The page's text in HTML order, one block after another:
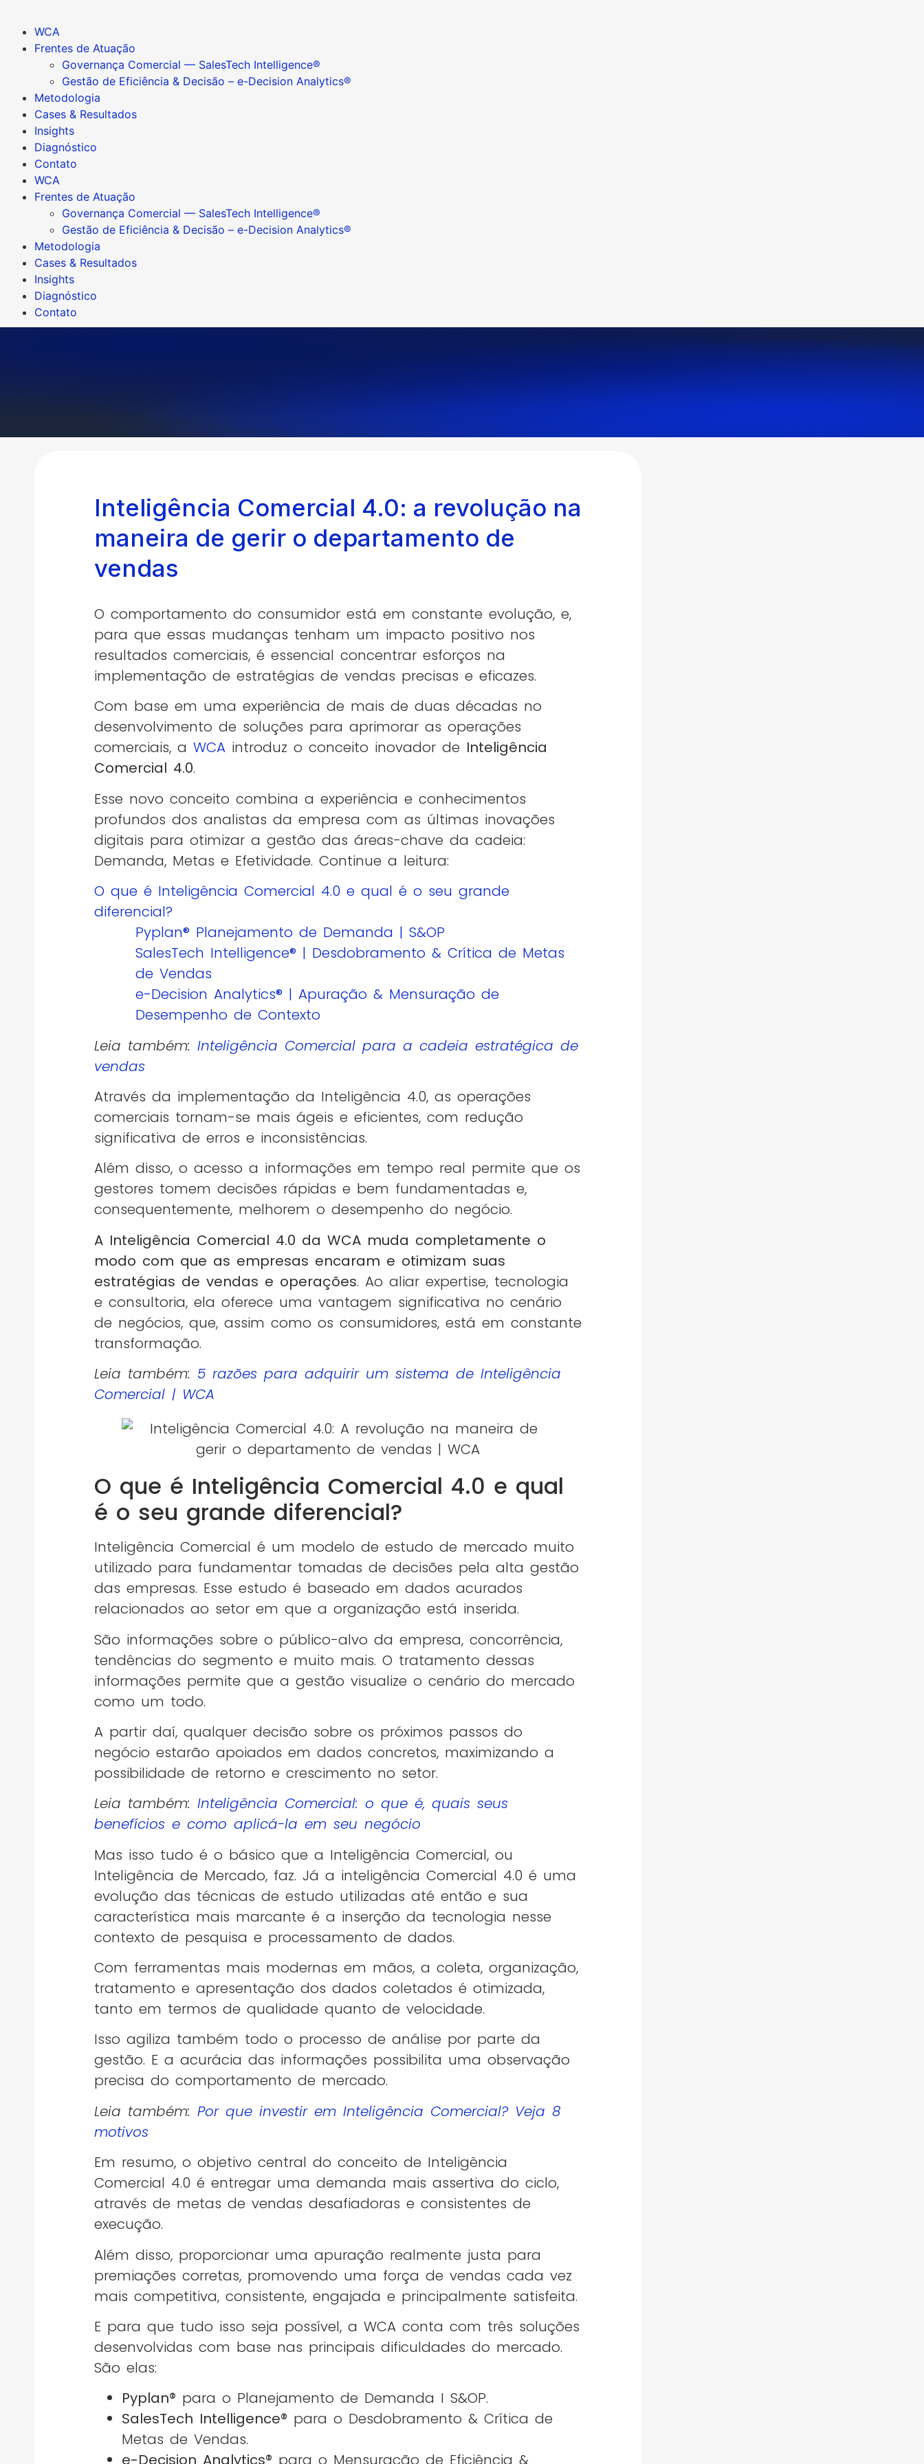
WCA
Frentes de Atuação
Governança Comercial — SalesTech Intelligence®
Gestão de Eficiência & Decisão – e-Decision Analytics®
Metodologia
Cases & Resultados
Insights
Diagnóstico
Contato
WCA
Frentes de Atuação
Governança Comercial — SalesTech Intelligence®
Gestão de Eficiência & Decisão – e-Decision Analytics®
Metodologia
Cases & Resultados
Insights
Diagnóstico
Contato
Inteligência Comercial 4.0: a revolução na
maneira de gerir o departamento de
vendas
O comportamento do consumidor está em constante evolução, e,
para que essas mudanças tenham um impacto positivo nos
resultados comerciais, é essencial concentrar esforços na
implementação de estratégias de vendas precisas e eficazes.
Com base em uma experiência de mais de duas décadas no
desenvolvimento de soluções para aprimorar as operações
comerciais, a WCA introduz o conceito inovador de Inteligência
Comercial 4.0.
Esse novo conceito combina a experiência e conhecimentos
profundos dos analistas da empresa com as últimas inovações
digitais para otimizar a gestão das áreas-chave da cadeia:
Demanda, Metas e Efetividade. Continue a leitura:
O que é Inteligência Comercial 4.0 e qual é o seu grande
diferencial?
Pyplan® Planejamento de Demanda | S&OP
SalesTech Intelligence® | Desdobramento & Crítica de Metas
de Vendas
e-Decision Analytics® | Apuração & Mensuração de
Desempenho de Contexto
Leia também: Inteligência Comercial para a cadeia estratégica de
vendas
Através da implementação da Inteligência 4.0, as operações
comerciais tornam-se mais ágeis e eficientes, com redução
significativa de erros e inconsistências.
Além disso, o acesso a informações em tempo real permite que os
gestores tomem decisões rápidas e bem fundamentadas e,
consequentemente, melhorem o desempenho do negócio.
A Inteligência Comercial 4.0 da WCA muda completamente o
modo com que as empresas encaram e otimizam suas
estratégias de vendas e operações. Ao aliar expertise, tecnologia
e consultoria, ela oferece uma vantagem significativa no cenário
de negócios, que, assim como os consumidores, está em constante
transformação.
Leia também: 5 razões para adquirir um sistema de Inteligência
Comercial | WCA
O que é Inteligência Comercial 4.0 e qual
é o seu grande diferencial?
Inteligência Comercial é um modelo de estudo de mercado muito
utilizado para fundamentar tomadas de decisões pela alta gestão
das empresas. Esse estudo é baseado em dados acurados
relacionados ao setor em que a organização está inserida.
São informações sobre o público-alvo da empresa, concorrência,
tendências do segmento e muito mais. O tratamento dessas
informações permite que a gestão visualize o cenário do mercado
como um todo.
A partir daí, qualquer decisão sobre os próximos passos do
negócio estarão apoiados em dados concretos, maximizando a
possibilidade de retorno e crescimento no setor.
Leia também: Inteligência Comercial: o que é, quais seus
benefícios e como aplicá-la em seu negócio
Mas isso tudo é o básico que a Inteligência Comercial, ou
Inteligência de Mercado, faz. Já a inteligência Comercial 4.0 é uma
evolução das técnicas de estudo utilizadas até então e sua
característica mais marcante é a inserção da tecnologia nesse
contexto de pesquisa e processamento de dados.
Com ferramentas mais modernas em mãos, a coleta, organização,
tratamento e apresentação dos dados coletados é otimizada,
tanto em termos de qualidade quanto de velocidade.
Isso agiliza também todo o processo de análise por parte da
gestão. E a acurácia das informações possibilita uma observação
precisa do comportamento de mercado.
Leia também: Por que investir em Inteligência Comercial? Veja 8
motivos
Em resumo, o objetivo central do conceito de Inteligência
Comercial 4.0 é entregar uma demanda mais assertiva do ciclo,
através de metas de vendas desafiadoras e consistentes de
execução.
Além disso, proporcionar uma apuração realmente justa para
premiações corretas, promovendo uma força de vendas cada vez
mais competitiva, consistente, engajada e principalmente satisfeita.
E para que tudo isso seja possível, a WCA conta com três soluções
desenvolvidas com base nas principais dificuldades do mercado.
São elas:
Pyplan® para o Planejamento de Demanda I S&OP.
SalesTech Intelligence® para o Desdobramento & Crítica de
Metas de Vendas.